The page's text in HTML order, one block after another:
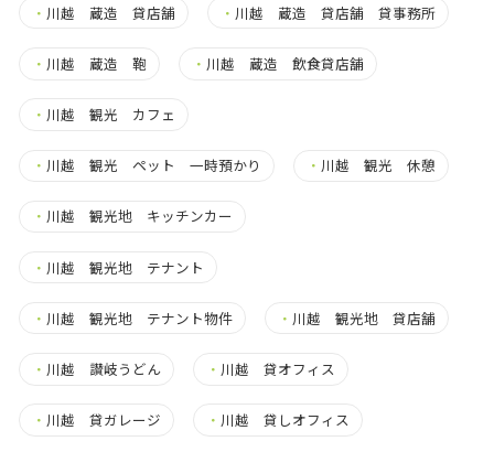
・ 川越 蔵造 貸店舗 ・ 川越 蔵造 貸店舗 貸事務所
・ 川越 蔵造 鞄 ・ 川越 蔵造 飲食貸店舗
・ 川越 観光 カフェ
・ 川越 観光 ペット 一時預かり ・ 川越 観光 休憩
・ 川越 観光地 キッチンカー
・ 川越 観光地 テナント
・ 川越 観光地 テナント物件 ・ 川越 観光地 貸店舗
・ 川越 讃岐うどん ・ 川越 貸オフィス
・ 川越 貸ガレージ ・ 川越 貸しオフィス